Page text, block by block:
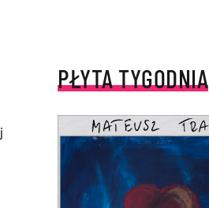
PŁYTA TYGODNIA